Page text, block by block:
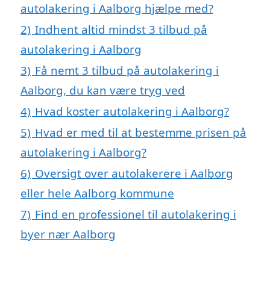
autolakering i Aalborg hjælpe med?
2) Indhent altid mindst 3 tilbud på
autolakering i Aalborg
3) Få nemt 3 tilbud på autolakering i
Aalborg, du kan være tryg ved
4) Hvad koster autolakering i Aalborg?
5) Hvad er med til at bestemme prisen på
autolakering i Aalborg?
6) Oversigt over autolakerere i Aalborg
eller hele Aalborg kommune
7) Find en professionel til autolakering i
byer nær Aalborg